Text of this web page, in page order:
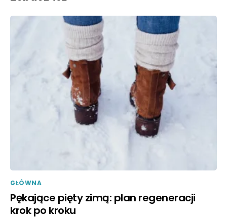
GŁÓWNA
Pękające pięty zimą: plan regeneracji
krok po kroku